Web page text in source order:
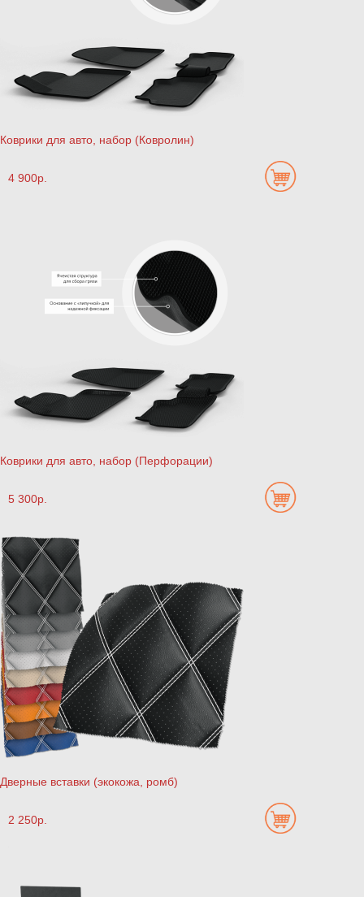
Коврики для авто, набор (Ковролин)
4 900р.
Коврики для авто, набор (Перфорации)
5 300р.
Дверные вставки (экокожа, ромб)
2 250р.